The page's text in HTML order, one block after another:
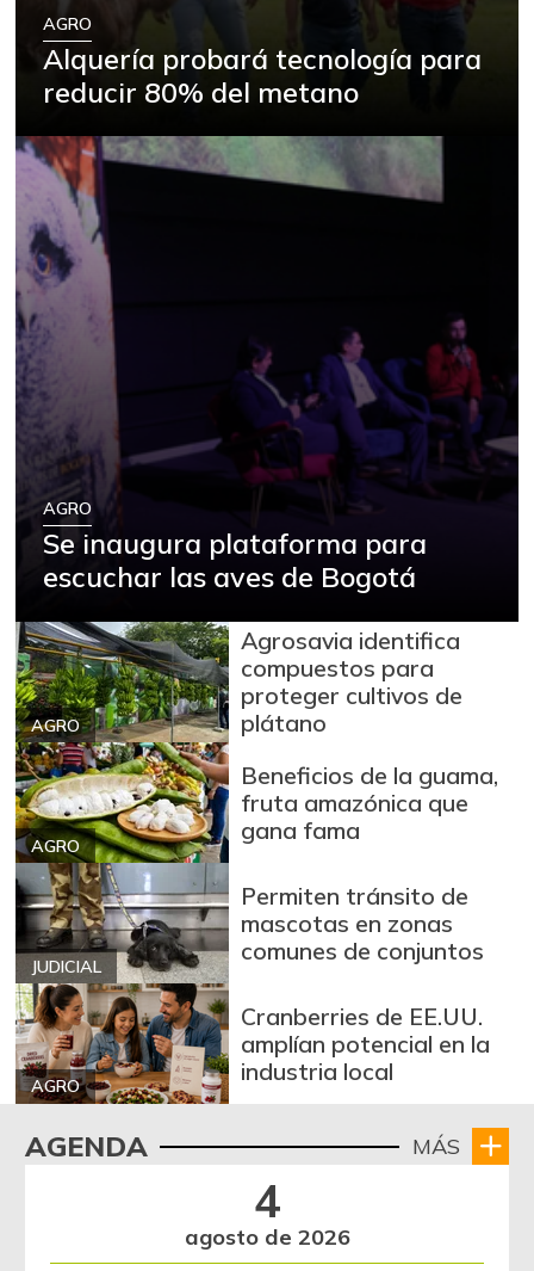
AGRO
Alquería probará tecnología para
reducir 80% del metano
AGRO
Se inaugura plataforma para
escuchar las aves de Bogotá
AGRO
Agrosavia identifica
compuestos para
proteger cultivos de
plátano
AGRO
Beneficios de la guama,
fruta amazónica que
gana fama
JUDICIAL
Permiten tránsito de
mascotas en zonas
comunes de conjuntos
AGRO
Cranberries de EE.UU.
amplían potencial en la
industria local
AGENDA MÁS
4
agosto de 2026